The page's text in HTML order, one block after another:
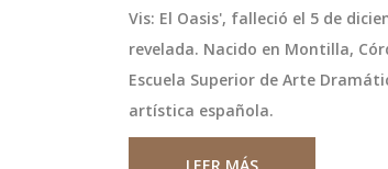
Vis: El Oasis', falleció el 5 de
revelada. Nacido en Montilla,
Escuela Superior de Arte
artística española.
LEER MÁS